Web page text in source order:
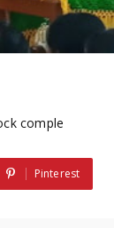
comple
Pinterest